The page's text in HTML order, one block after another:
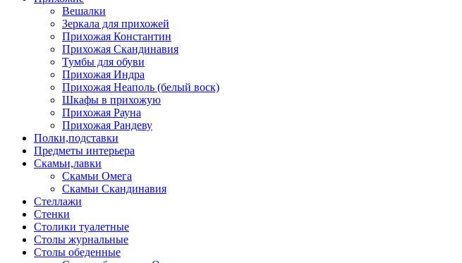
Вешалки
Зеркала для прихожей
Прихожая Константин
Прихожая Скандинавия
Тумбы для обуви
Прихожая Индра
Прихожая Неаполь (белый воск)
Шкафы в прихожую
Прихожая Рауна
Прихожая Рандеву
Полки,подставки
Предметы интерьера
Скамьи,лавки
Скамьи Омега
Скамьи Скандинавия
Стеллажи
Стенки
Столики туалетные
Столы журнальные
Столы обеденные